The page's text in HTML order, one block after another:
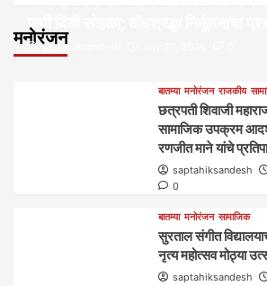
मनोरंजन
पायी दिंडी सोहळा; अंधश्रद्धा निर्मूलनाचा
saptahiksandesh
बातम्या मनोरंजन राजकीय
छत्रपती शिवाजी
सामाजिक उपक्रम
रणजीत माने यांचे
saptahiksandesh
0
बातम्या मनोरंजन सामाजिक
सुरताल संगीत
नृत्य महोत्सव मोठ्या
saptahiksandesh